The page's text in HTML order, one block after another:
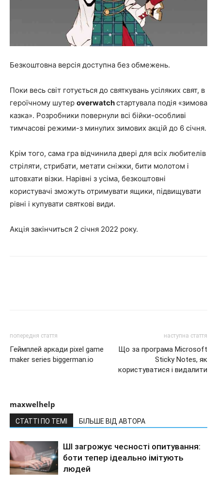
Безкоштовна версія доступна без обмежень.
Поки весь світ готується до святкувань усіляких свят, в
героїчному шутер overwatchстартувала подія «зимова
казка». Розробники повернули всі бійки-особливі
тимчасові режими-з минулих зимових акцій до 6 січня.
Крім того, сама гра відчинила двері для всіх любителів
стріляти, стрибати, метати сніжки, бити молотом і
штовхати візки. Нарівні з усіма, безкоштовні
користувачі зможуть отримувати ящики, підвищувати
рівні і купувати святкові види.
Акція закінчиться 2 січня 2022 року.
попередня стаття
Геймплей аркади pixel game
maker series biggerman.io
наступна стаття
Що за програма Microsoft
Sticky Notes, як
користуватися і видалити
maxwelhelp
СТАТТІ ПО ТЕМІ БІЛЬШЕ ВІД АВТОРА
ШІ загрожує чесності опитування:
боти тепер ідеально імітують
людей